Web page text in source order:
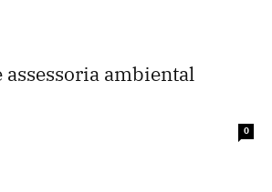
assessoria ambiental
0